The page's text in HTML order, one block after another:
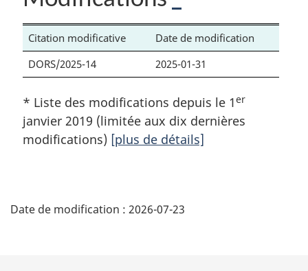
l’eau
Citation modificative
Date de modification
DORS/2025-14
2025-01-31
* Liste des modifications depuis le 1er
janvier 2019 (limitée aux dix dernières
modifications) [plus de détails]
é
Date de modification : 2026-07-23